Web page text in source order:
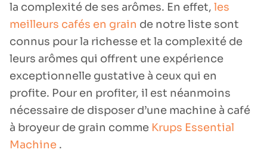
la complexité de ses arômes. En effet, les
meilleurs cafés en grain de notre liste sont
connus pour la richesse et la complexité de
leurs arômes qui offrent une expérience
exceptionnelle gustative à ceux qui en
profite. Pour en profiter, il est néanmoins
nécessaire de disposer d’une machine à café
à broyeur de grain comme Krups Essential
Machine .